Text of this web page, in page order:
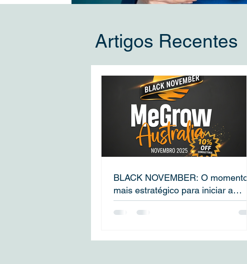
Artigos Recentes
BLACK NOVEMBER: O momento
mais estratégico para iniciar a
aplicação para o seu Visto